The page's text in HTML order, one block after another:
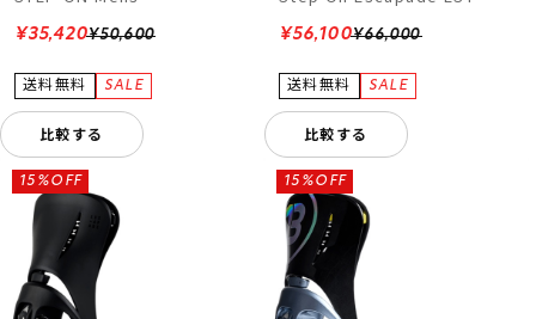
¥50,600
¥35,420
比較する
¥66,000
¥56,100
比較する
15%OFF 15%OFF